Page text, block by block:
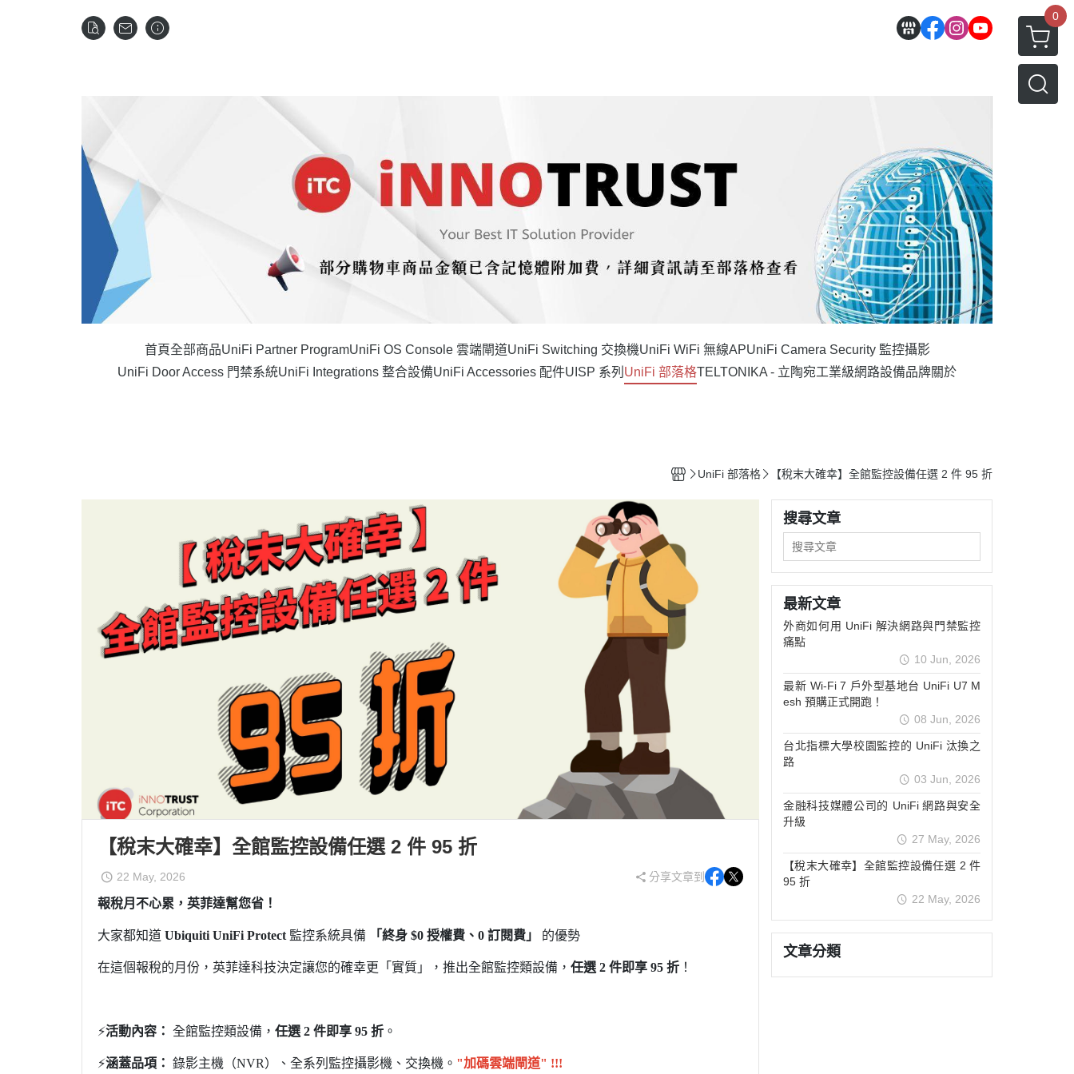
0
首頁全部商品UniFi Partner ProgramUniFi OS Console 雲端閘道UniFi Switching 交換機UniFi WiFi 無線APUniFi Camera Security 監控攝影
UniFi Door Access 門禁系統UniFi Integrations 整合設備UniFi Accessories 配件UISP 系列 UniFi 部落格TELTONIKA - 立陶宛工業級網路設備品牌關於
UniFi 部落格 【稅末大確幸】全館監控設備任選 2 件 95 折
【稅末大確幸】全館監控設備任選 2 件 95 折
22 May, 2026 分享文章到
報稅月不心累，英菲達幫您省！
大家都知道 Ubiquiti UniFi Protect 監控系統具備 「終身 $0 授權費、 0 訂閱費」 的優勢
在這個報稅的月份，英菲達科技決定讓您的確幸更「實質」，推出全館監控類設備， 任選 2 件即享 95 折 ！
⚡️活動內容： 全館監控類設備， 任選 2 件即享 95 折 。
⚡️涵蓋品項： 錄影主機（NVR）、全系列監控攝影機、交換機。 "加碼雲端閘道" !!!
搜尋文章
最新文章
外商如何用 UniFi 解決網路與門禁監控
痛點
10 Jun, 2026
最新 Wi-Fi 7 戶外型基地台 UniFi U7 M
esh 預購正式開跑！
08 Jun, 2026
台北指標大學校園監控的 UniFi 汰換之
路
03 Jun, 2026
金融科技媒體公司的 UniFi 網路與安全
升級
27 May, 2026
【稅末大確幸】全館監控設備任選 2 件
95 折
22 May, 2026
文章分類